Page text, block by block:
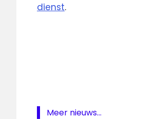
dienst.
Benelux
Meer nieuws...